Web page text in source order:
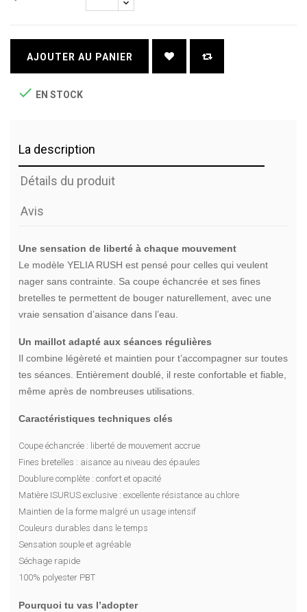
AJOUTER AU PANIER
 EN STOCK
La description
Détails du produit
Avis
Une sensation de liberté à chaque mouvement
Le modèle YELIA RUSH est pensé pour celles qui veulent
nager sans contrainte. Sa coupe échancrée et ses fines
bretelles te permettent de bouger naturellement, avec une
vraie sensation d’aisance dans l’eau.
Un maillot adapté aux séances régulières
Il combine légèreté et maintien pour t’accompagner sur toutes
tes séances. Entièrement doublé, il reste confortable et fiable,
même après de nombreuses utilisations.
Caractéristiques techniques clés
Coupe échancrée : liberté de mouvement accrue
Fines bretelles : aisance au niveau des épaules
Doublure complète : confort et opacité
Matière ISURUS exclusive : excellente résistance au chlore
Maintien de la forme malgré un usage intensif
Couleurs durables dans le temps
Sensation souple et agréable
Séchage rapide
100% polyester PBT
Pourquoi tu vas l’adopter